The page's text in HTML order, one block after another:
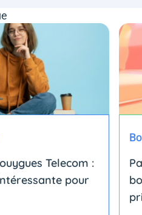
Telecom :
pour